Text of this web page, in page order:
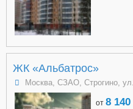
ЖК «Альбатрос»
Москва, СЗАО, Строгино,
от 8 140